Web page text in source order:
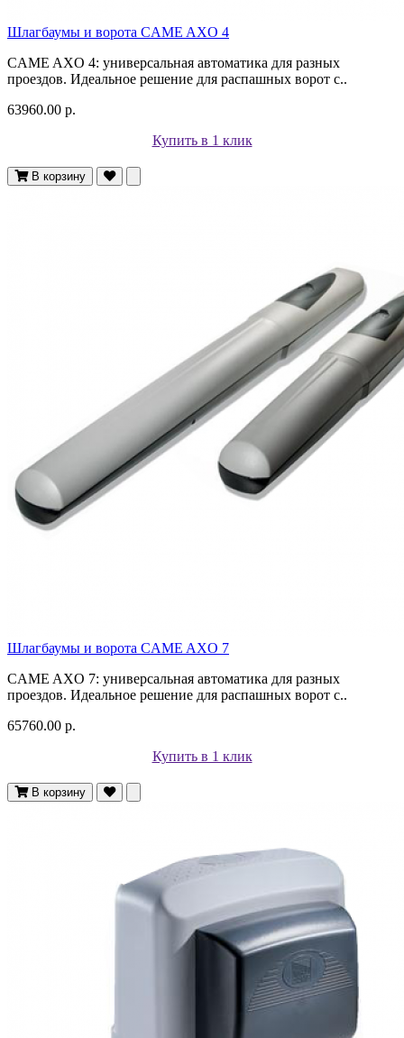
Шлагбаумы и ворота CAME AXO 4
CAME AXO 4: универсальная автоматика для разных
проездов. Идеальное решение для распашных ворот с..
63960.00 р.
Купить в 1 клик
В корзину
Шлагбаумы и ворота CAME AXO 7
CAME AXO 7: универсальная автоматика для разных
проездов. Идеальное решение для распашных ворот с..
65760.00 р.
Купить в 1 клик
В корзину